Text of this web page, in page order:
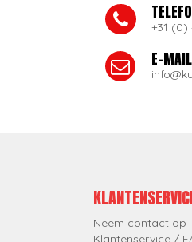
+31 (0)
E-MAIL
Neem contact op
Klantenservice /